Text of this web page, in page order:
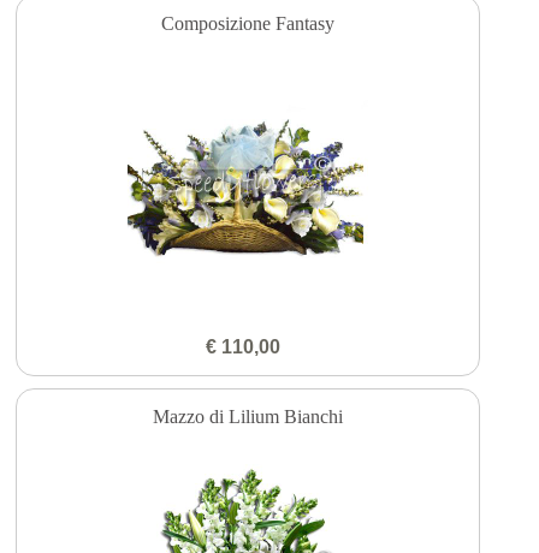
Composizione Fantasy
€ 110,00
Mazzo di Lilium Bianchi